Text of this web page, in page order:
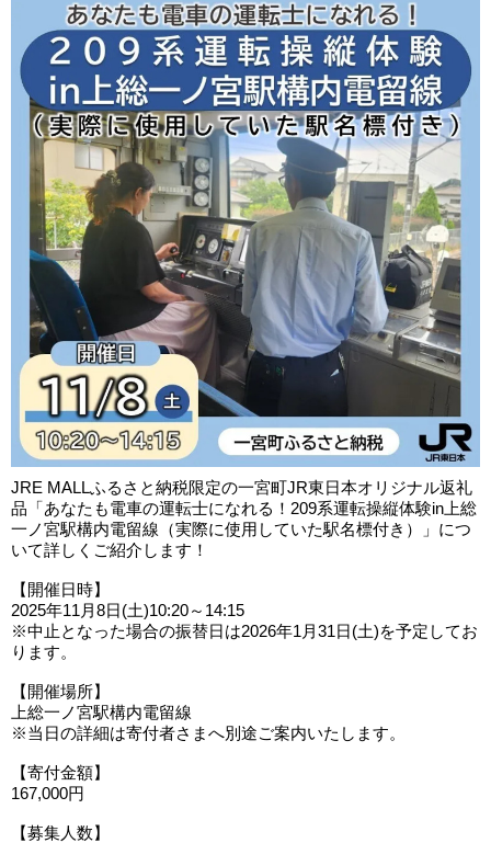
JRE MALLふるさと納税限定の一宮町JR東日本オリジナル返礼
品「あなたも電車の運転士になれる！209系運転操縦体験in上総
一ノ宮駅構内電留線（実際に使用していた駅名標付き）」につ
いて詳しくご紹介します！
【開催日時】
2025年11月8日(土)10:20～14:15
※中止となった場合の振替日は2026年1月31日(土)を予定してお
ります。
【開催場所】
上総一ノ宮駅構内電留線
※当日の詳細は寄付者さまへ別途ご案内いたします。
【寄付金額】
167,000円
【募集人数】